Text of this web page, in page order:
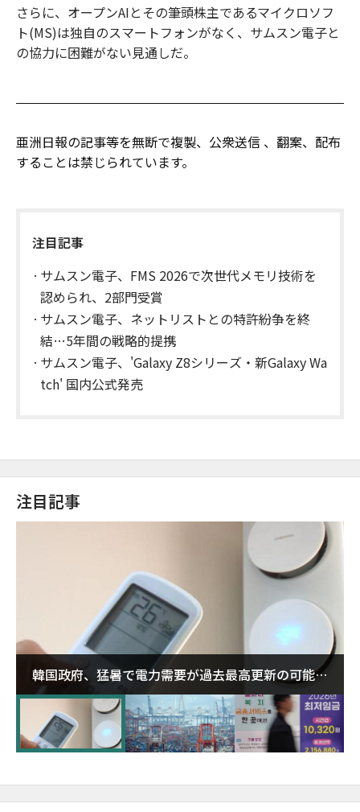
さらに、オープンAIとその筆頭株主であるマイクロソフ
ト(MS)は独自のスマートフォンがなく、サムスン電子と
の協力に困難がない見通しだ。
亜洲日報の記事等を無断で複製、公衆送信 、翻案、配布
することは禁じられています。
注目記事
サムスン電子、FMS 2026で次世代メモリ技術を
認められ、2部門受賞
サムスン電子、ネットリストとの特許紛争を終
結…5年間の戦略的提携
サムスン電子、'Galaxy Z8シリーズ・新Galaxy Wa
tch' 国内公式発売
注目記事
韓国政府、猛暑で電力需要が過去最高更新の可能性
に需給対応体制を点検